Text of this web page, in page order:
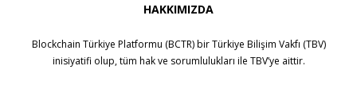
HAKKIMIZDA
Blockchain Türkiye Platformu (BCTR) birTürkiye Bilişim Vakfı (TBV)
inisiyatifi olup, tüm hak ve sorumlulukları ile TBV’ye aittir.